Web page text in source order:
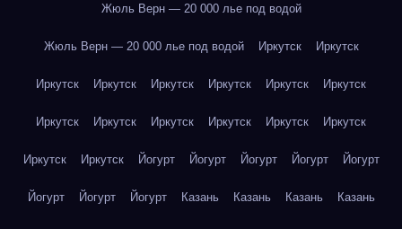
Жюль Верн — 20 000 лье под водой
Жюль Верн — 20 000 лье под водой Иркутск Иркутск
Иркутск Иркутск Иркутск Иркутск Иркутск Иркутск
Иркутск Иркутск Иркутск Иркутск Иркутск Иркутск
Иркутск Иркутск Йогурт Йогурт Йогурт Йогурт Йогурт
Йогурт Йогурт Йогурт Казань Казань Казань Казань